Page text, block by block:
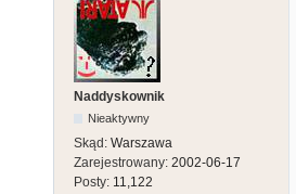
Naddyskownik
Nieaktywny
Skąd: Warszawa
Zarejestrowany: 2002-06-17
Posty: 11,122